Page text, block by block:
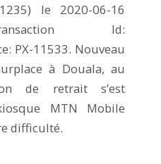
le 2020-06-16
Id:
PX-11533. Nouveau
à Douala, au
de retrait s’est
MTN Mobile
difficulté.